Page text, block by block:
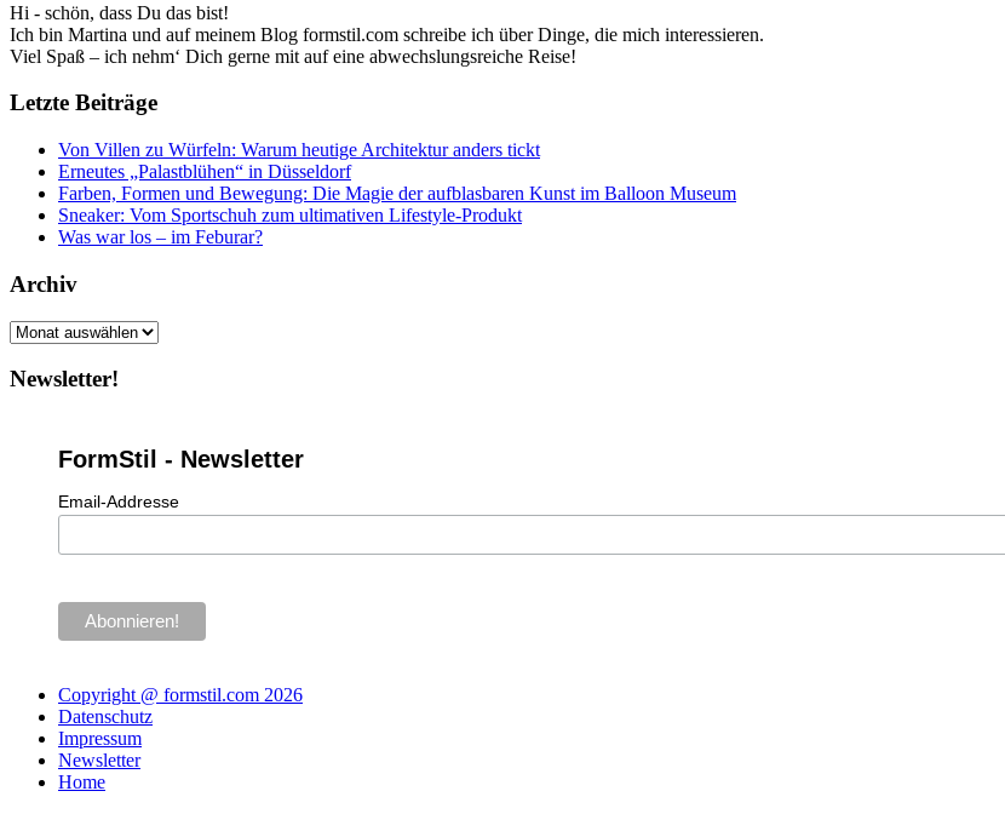
Hi - schön, dass Du das bist!
Ich bin Martina und auf meinem Blog formstil.com schreibe ich über Dinge, die mich interessieren.
Viel Spaß – ich nehm‘ Dich gerne mit auf eine abwechslungsreiche Reise!
Letzte Beiträge
Von Villen zu Würfeln: Warum heutige Architektur anders tickt
Erneutes „Palastblühen“ in Düsseldorf
Farben, Formen und Bewegung: Die Magie der aufblasbaren Kunst im Balloon Museum
Sneaker: Vom Sportschuh zum ultimativen Lifestyle-Produkt
Was war los – im Feburar?
Archiv
Archiv
Newsletter!
FormStil - Newsletter
Email-Addresse
Copyright @ formstil.com 2026
Datenschutz
Impressum
Newsletter
Home